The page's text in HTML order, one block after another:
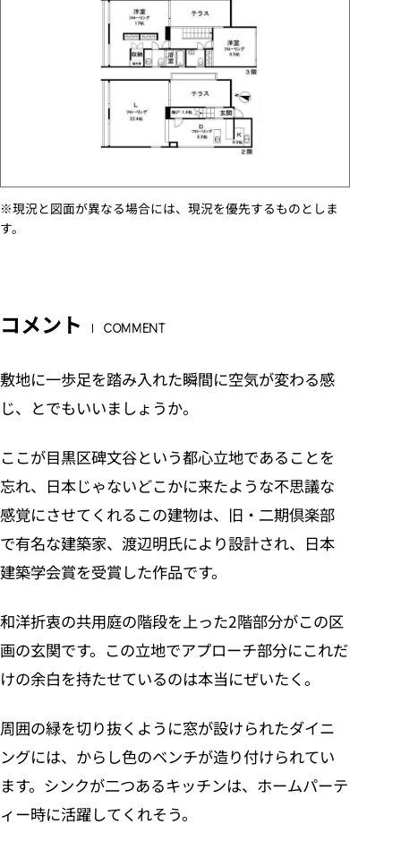
※現況と図面が異なる場合には、現況を優先するものとしま
す。
コメント COMMENT
敷地に一歩足を踏み入れた瞬間に空気が変わる感
じ、とでもいいましょうか。
ここが目黒区碑文谷という都心立地であることを
忘れ、日本じゃないどこかに来たような不思議な
感覚にさせてくれるこの建物は、旧・二期倶楽部
で有名な建築家、渡辺明氏により設計され、日本
建築学会賞を受賞した作品です。
和洋折衷の共用庭の階段を上った2階部分がこの区
画の玄関です。この立地でアプローチ部分にこれだ
けの余白を持たせているのは本当にぜいたく。
周囲の緑を切り抜くように窓が設けられたダイニ
ングには、からし色のベンチが造り付けられてい
ます。シンクが二つあるキッチンは、ホームパーテ
ィー時に活躍してくれそう。